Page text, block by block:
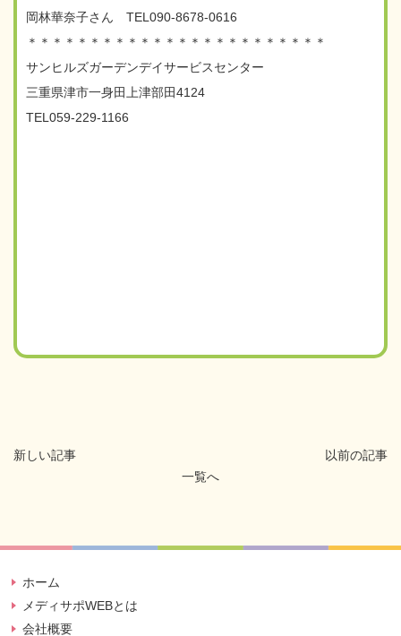
岡林華奈子さん TEL090-8678-0616
＊＊＊＊＊＊＊＊＊＊＊＊＊＊＊＊＊＊＊＊＊＊＊＊
サンヒルズガーデンデイサービスセンター
三重県津市一身田上津部田4124
TEL059-229-1166
新しい記事
以前の記事
一覧へ
ホーム
メディサポWEBとは
会社概要